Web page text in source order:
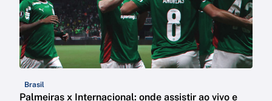
Brasil
Palmeiras x Internacional: onde assistir ao vivo e